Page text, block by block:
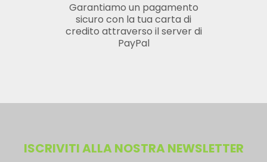
Garantiamo un pagamento
sicuro con la tua carta di
credito attraverso il server di
PayPal
ISCRIVITI ALLA NOSTRA NEWSLETTER